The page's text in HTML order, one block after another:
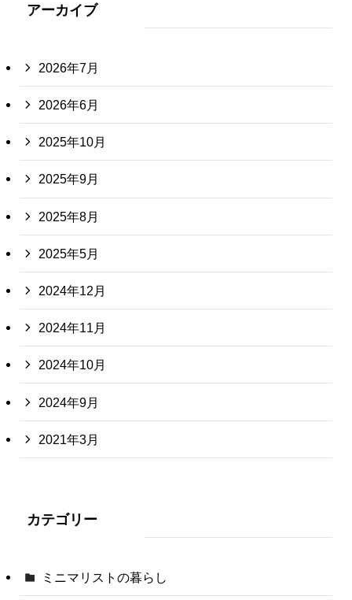
アーカイブ
2026年7月
2026年6月
2025年10月
2025年9月
2025年8月
2025年5月
2024年12月
2024年11月
2024年10月
2024年9月
2021年3月
カテゴリー
ミニマリストの暮らし